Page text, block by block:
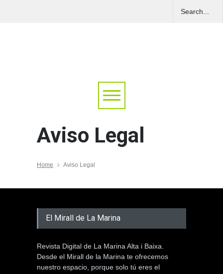
Aviso Legal
Home Aviso Legal
El Mirall de La Marina
Revista Digital de La Marina Alta i Baixa.
Desde el Mirall de la Marina te ofrecemos
nuestro espacio, porque solo tú eres el